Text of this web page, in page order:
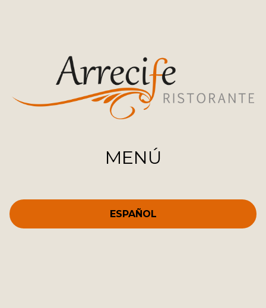
MENÚ
ESPAÑOL